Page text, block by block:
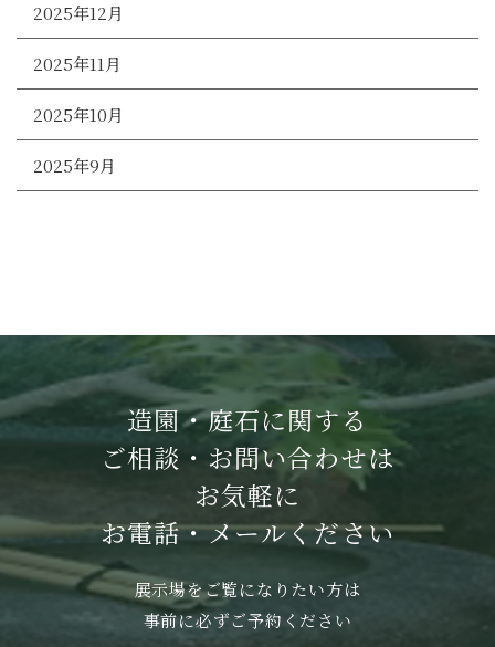
2025年12月
2025年11月
2025年10月
2025年9月
造園・庭石に関する
ご相談・お問い合わせは
お気軽に
お電話・メールください
展示場をご覧になりたい方は
事前に必ずご予約ください